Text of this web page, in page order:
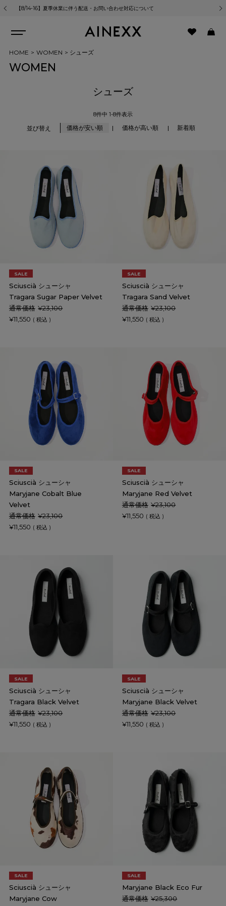
【8/14-16】夏季休業に伴う配送・お問い合わせ対応について 熊
HOME WOMEN シューズ
WOMEN
シューズ
並び替え 価格が安い順 価格が高い順 新着順
8件中 1-8件表示
SALE
Sciuscià シューシャ
Tragara Sugar Paper Velvet
通常価格 ¥23,100
¥11,550 税込
SALE
Sciuscià シューシャ
Tragara Sand Velvet
通常価格 ¥23,100
¥11,550 税込
SALE
Sciuscià シューシャ
Maryjane Cobalt Blue
Velvet
通常価格 ¥23,100
¥11,550 税込
SALE
Sciuscià シューシャ
Maryjane Red Velvet
通常価格 ¥23,100
¥11,550 税込
SALE
Sciuscià シューシャ
Tragara Black Velvet
通常価格 ¥23,100
¥11,550 税込
SALE
Sciuscià シューシャ
Maryjane Black Velvet
通常価格 ¥23,100
¥11,550 税込
SALE
Sciuscià シューシャ
Maryjane Cow
SALE
Maryjane Black Eco Fur
通常価格 ¥25,300